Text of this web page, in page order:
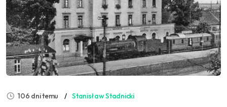
106 dni temu Stanisław Stadnicki